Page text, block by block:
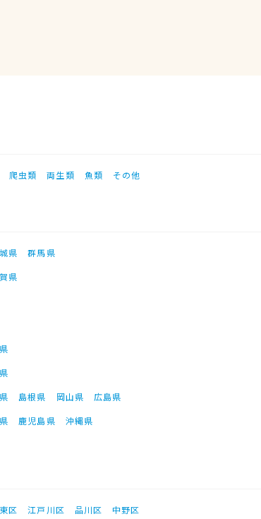
爬虫類 両生類 魚類 その他
県
群馬県
県
島根県 岡山県
広島県
鹿児島県 沖縄県
区 江戸川区 品川区
中野区